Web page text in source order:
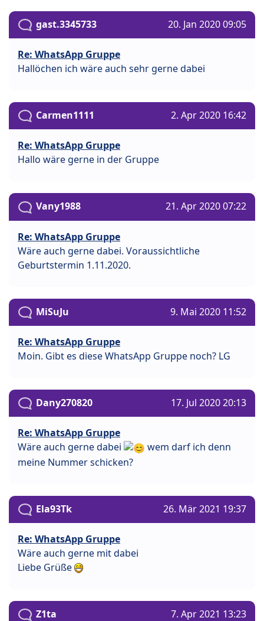
gast.3345733 20. Jan 2020 09:05
Re: WhatsApp Gruppe
Hallöchen ich wäre auch sehr gerne dabei
Carmen1111 2. Apr 2020 16:42
Re: WhatsApp Gruppe
Hallo wäre gerne in der Gruppe
Vany1988 21. Apr 2020 07:22
Re: WhatsApp Gruppe
Wäre auch gerne dabei. Voraussichtliche
Geburtstermin 1.11.2020.
MiSuJu 9. Mai 2020 11:52
Re: WhatsApp Gruppe
Moin. Gibt es diese WhatsApp Gruppe noch? LG
Dany270820 17. Jul 2020 20:13
Re: WhatsApp Gruppe
Wäre auch gerne dabei
wem darf ich denn
meine Nummer schicken?
Ela93Tk 26. Mär 2021 19:37
Re: WhatsApp Gruppe
Wäre auch gerne mit dabei
Liebe Grüße
Z1ta 7. Apr 2021 13:23